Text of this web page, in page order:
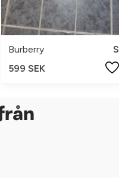
Burberry
S
599 SEK